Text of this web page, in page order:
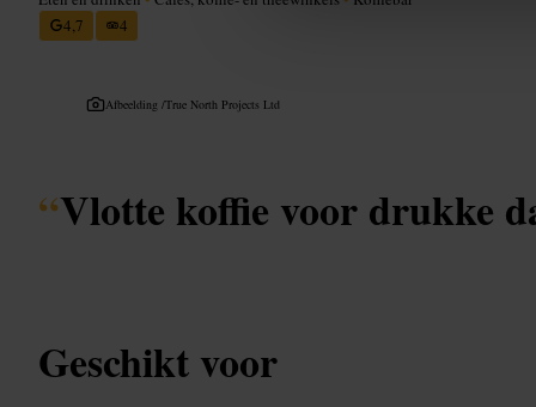
4,7
4
Afbeelding /True North Projects Ltd
“Vlotte koffie voor drukke
Geschikt voor